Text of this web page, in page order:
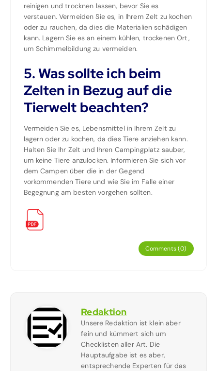
reinigen und trocknen lassen, bevor Sie es
verstauen. Vermeiden Sie es, in Ihrem Zelt zu kochen
oder zu rauchen, da dies die Materialien schädigen
kann. Lagern Sie es an einem kühlen, trockenen Ort,
um Schimmelbildung zu vermeiden.
5. Was sollte ich beim
Zelten in Bezug auf die
Tierwelt beachten?
Vermeiden Sie es, Lebensmittel in Ihrem Zelt zu
lagern oder zu kochen, da dies Tiere anziehen kann.
Halten Sie Ihr Zelt und Ihren Campingplatz sauber,
um keine Tiere anzulocken. Informieren Sie sich vor
dem Campen über die in der Gegend
vorkommenden Tiere und wie Sie im Falle einer
Begegnung am besten vorgehen sollten.
Comments (0)
Redaktion
Unsere Redaktion ist klein aber
fein und kümmert sich um
Checklisten aller Art. Die
Hauptaufgabe ist es aber,
entsprechende Experten für das